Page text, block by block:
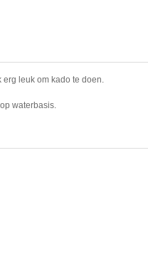
erg leuk om kado te doen.
waterbasis.